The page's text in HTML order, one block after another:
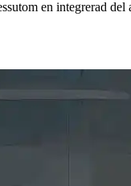
en integrerad del